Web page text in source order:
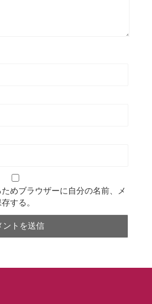
めブラウザーに自分の名前、メ
する。